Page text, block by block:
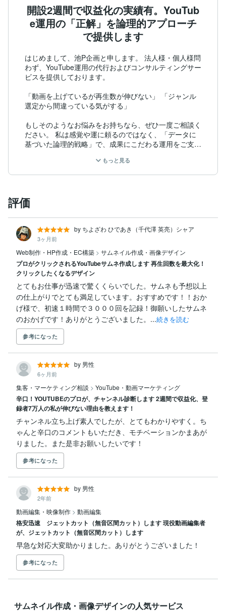
開設2週間で収益化の実績有。YouTub
e運用の「正解」を論理的アプローチ
で提供します
はじめまして、池P企画と申します。 法人様・個人様問
わず、YouTube運用の代行およびコンサルティングサー
ビスを提供しております。
「動画を上げているが再生数が伸びない」 「ジャンル
選定から間違っている気がする」
もしそのようなお悩みをお持ちなら、ぜひ一度ご相談く
ださい。 私は感覚や運に頼るのではなく、「データに
基づいた論理的戦略」で、成果にこだわる運用をご支援
【運用実績・強み】
の両立を得意としています。
■主な実績数値
チャンネル開設後、わずか2週間で収益化達成
チャンネル登録者数 70,000人超
総再生回数 1,500万回超
■対応ジャンル実績
エンタメ系から解説・教育系まで、幅広いジャンルでの
運用経験がございます。
特定のジャンルしか伸ばせない偏ったノウハウではあり
ません。
解説・教養系： 都市伝説 / 偉人解説 / 哲学解説 / 宇宙系
解説
エンタメ・癒やし系： スピリチュアル / アウトドア / A
SMR
【池P企画の方針：論理で「間違い」を回避する】
YouTube運用はクリエイティブな領域のため、数学のよ
うな「唯一の正解」はございません。
しかし、避けるべき「明確な間違い」は存在します。
私は「数字への執着」と、これまでの多岐にわたるジャ
ンル運用で培った「論理」で、
この“間違い”を徹底的に回避します。
「なんとなく動画を作る」のではなく、 「なぜこの動
画が伸びるのか」
を言語化し、再現性のある運用を提供することをお約束
します。
【ご依頼いただくメリット】
最大のメリットは、法人やチームではなく”私自
身”が”直接”ご支援する点です。
代理店や運用代行でよくあるお悩みとして、
「契約後は、経験の浅い担当者に任せきりにされた」
「マニュアル通りの回答しか返ってこない」
を持って直接対応します。
もっと見る
評価
by ちよざわ ひであき（千代澤 英亮）シャア
3ヶ月前
Web制作・HP作成・EC構築 > サムネイル作成・画像デザイン
プロがクリックされるYouTubeサムネ作成します 再生回数を最大化！
クリックしたくなるデザイン
とてもお仕事が迅速で驚くくらいでした。サムネも予想以上
の仕上がりでとても満足しています。おすすめです！！おか
げ様で、初速１時間で３０００回を記録！御願いしたサムネ
のおかげです！ありがとうございました。...続きを読む
参考になった
by 男性
6ヶ月前
集客・マーケティング相談 > YouTube・動画マーケティング
辛口！YOUTUBEのプロが、チャンネル診断します 2週間で収益化、登
録者7万人の私が伸びない理由を教えます！
チャンネル立ち上げ素人でしたが、とてもわかりやすく。ち
ゃんと辛口のコメントもいただき、モチベーションかまあが
りました。また是非お願いしたいです！
参考になった
by 男性
2年前
動画編集・映像制作 > 動画編集
格安迅速 ジェットカット（無音区間カット）します 現役動画編集者
が、ジェットカット（無音区間カット）します
早急な対応大変助かりました。ありがとうございました！
参考になった
サムネイル作成・画像デザインの人気サービス